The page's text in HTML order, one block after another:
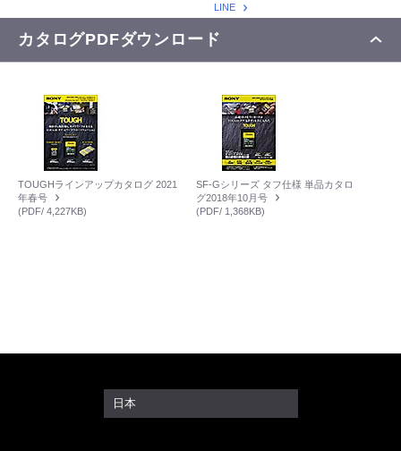
LINE
カタログPDFダウンロード
TOUGHラインアップカタログ 2021
年春号
(PDF/ 4,227KB)
SF-Gシリーズ タフ仕様 単品カタロ
グ2018年10月号
(PDF/ 1,368KB)
日本